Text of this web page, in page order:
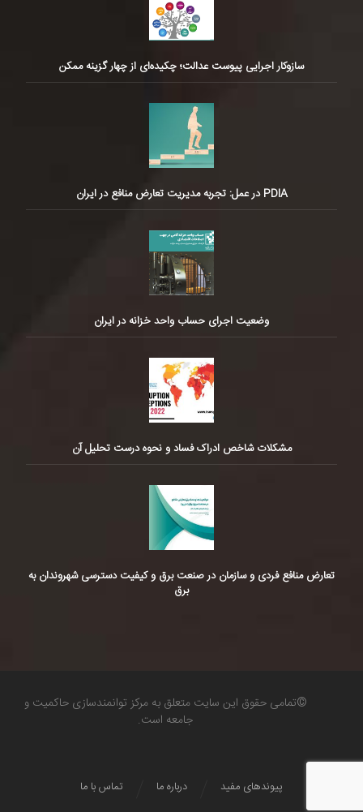
سازوکار اجرایی پیوست عدالت؛ چکیده‌ای از چهار گزینه ممکن
PDIA در عمل: تجربه مدیریت تعارض منافع در ایران
وضعیت اجرای حساب واحد خزانه در ایران
مشکلات شاخص ادراک فساد و نحوه درست تحلیل آن
تعارض منافع فردی و سازمان در صنعت برق و کیفیت دسترسی شهروندان به
برق
©تمامی حقوق این سایت متعلق به مرکز توانمندسازی حاکمیت و
جامعه است.
تماس با ما درباره ما پیوندهای مفید